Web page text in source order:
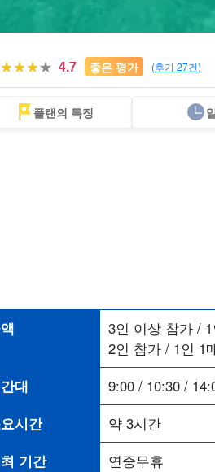
른 동굴 투어 버스 투어
주
4.7 좋은 평가 (후기 27건)
플랜의 특징
3인 이상 참가 /
2인 참가 / 1인 1
대
9:00 / 10:30 /
시간
약 3시간
기간
연중무휴